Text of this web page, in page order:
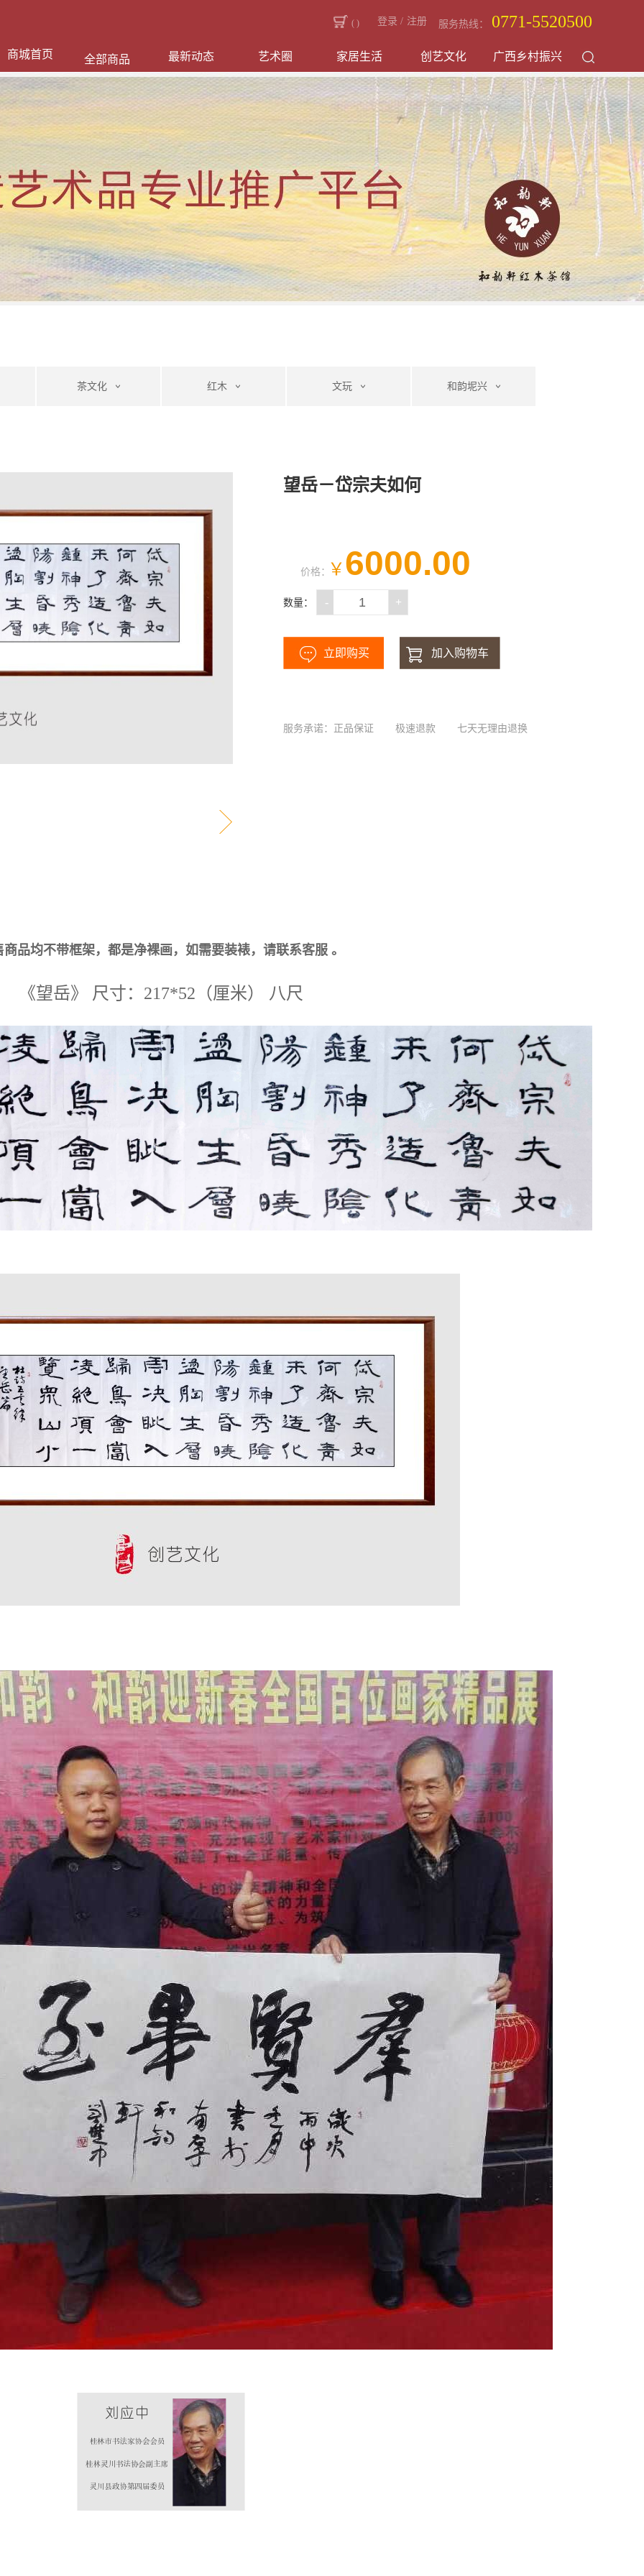
服务热线： 0771-5520500
登录 / 注册
( )
商城首页 全部商品 最新动态 艺术圈 家居生活 创艺文化 广西乡村振兴
茶文化 红木 文玩 和韵坭兴
望岳－岱宗夫如何
价格：￥6000.00
数量： - +
服务承诺：正品保证 极速退款 七天无理由退换
商品均不带框架，都是净裸画，如需要装裱，请联系客服 。
《望岳》 尺寸：217*52（厘米） 八尺